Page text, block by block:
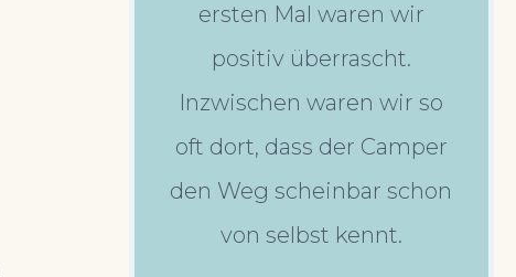
ersten Mal waren wir
positiv überrascht.
Inzwischen waren wir so
oft dort, dass der Camper
den Weg scheinbar schon
von selbst kennt.